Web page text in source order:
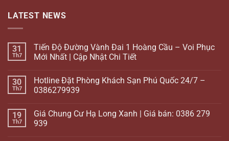
LATEST NEWS
31
Th7
Tiến Độ Đường Vành Đai 1 Hoàng Cầu – Voi Phục
Mới Nhất | Cập Nhật Chi Tiết
30
Th7
Hotline Đặt Phòng Khách Sạn Phú Quốc 24/7 –
0386279939
19
Th7
Giá Chung Cư Hạ Long Xanh | Giá bán: 0386 279
939